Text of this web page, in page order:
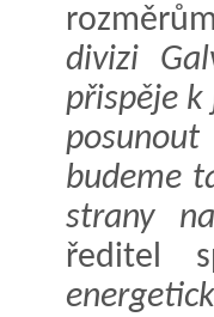
divizi
přispěje k
budeme
strany
ředitel